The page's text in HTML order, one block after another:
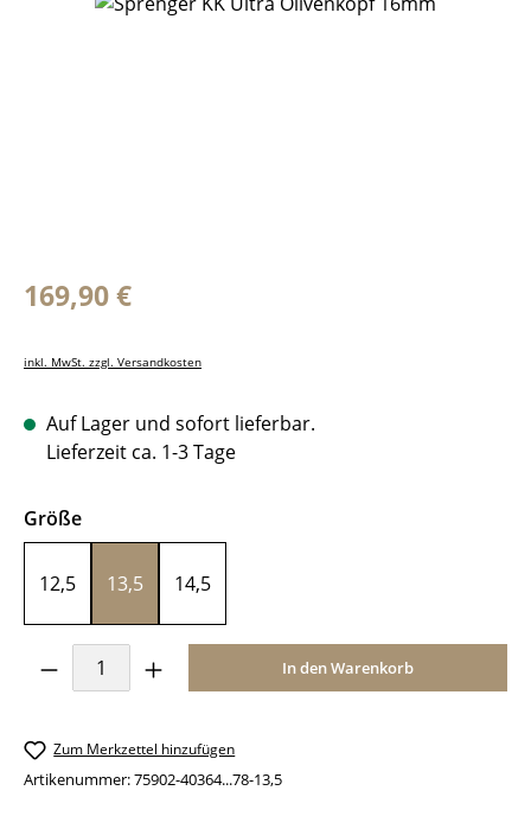
Regulärer Preis:
169,90 €
inkl. MwSt. zzgl. Versandkosten
Auf Lager und sofort lieferbar.
Lieferzeit ca. 1-3 Tage
Größeauswählen
12,5 13,5 14,5
Produkt Anzahl: Gib den gewünschten
In den Warenkorb
Zum Merkzettel hinzufügen
Artikenummer:75902-40364...78-13,5